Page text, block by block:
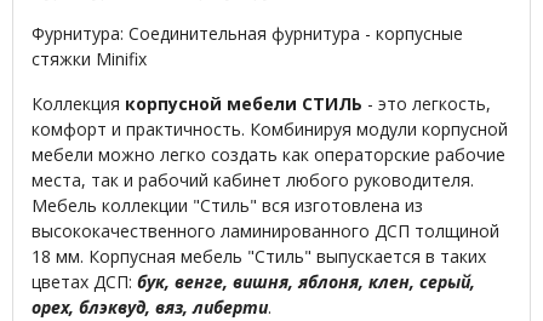
Фурнитура: Соединительная фурнитура - корпусные
стяжки Minifix
Коллекция корпусной мебели СТИЛЬ - это легкость,
комфорт и практичность. Комбинируя модули корпусной
мебели можно легко создать как операторские рабочие
места, так и рабочий кабинет любого руководителя.
Мебель коллекции "Стиль" вся изготовлена из
высококачественного ламинированного ДСП толщиной
18 мм. Корпусная мебель "Стиль" выпускается в таких
цветах ДСП: бук, венге, вишня, яблоня, клен, серый,
орех, блэквуд, вяз, либерти.